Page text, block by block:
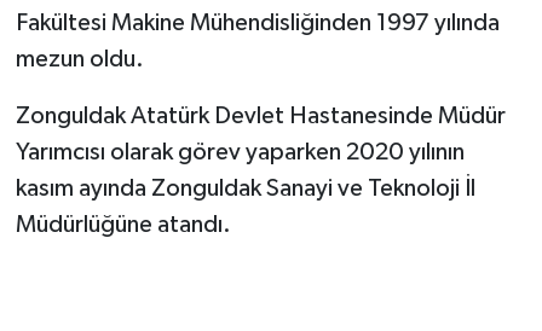
Fakültesi Makine Mühendisliğinden 1997 yılında
mezun oldu.
Zonguldak Atatürk Devlet Hastanesinde Müdür
Yarımcısı olarak görev yaparken 2020 yılının
kasım ayında Zonguldak Sanayi ve Teknoloji İl
Müdürlüğüne atandı.